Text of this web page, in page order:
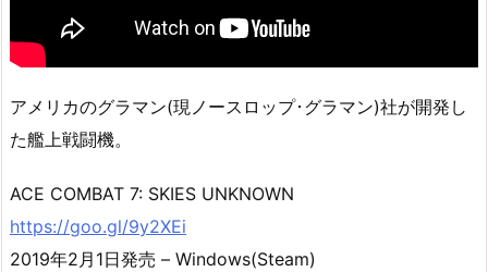
アメリカのグラマン(現ノースロップ･グラマン)社が開発し
た艦上戦闘機。
ACE COMBAT 7: SKIES UNKNOWN
https://goo.gl/9y2XEi
2019年2月1日発売 – Windows(Steam)